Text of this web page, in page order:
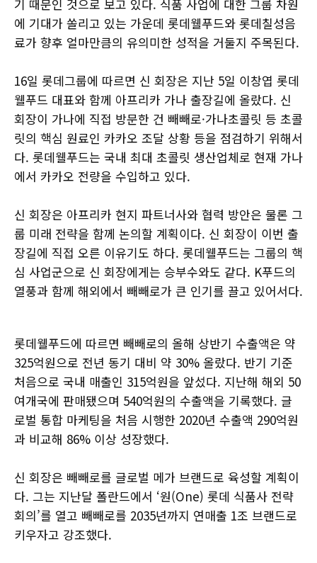
기 때문인 것으로 보고 있다. 식품 사업에 대한 그룹 차원
에 기대가 쏠리고 있는 가운데 롯데웰푸드와 롯데칠성음
료가 향후 얼마만큼의 유의미한 성적을 거둘지 주목된다.
16일 롯데그룹에 따르면 신 회장은 지난 5일 이창엽 롯데
웰푸드 대표와 함께 아프리카 가나 출장길에 올랐다. 신
회장이 가나에 직접 방문한 건 빼빼로·가나초콜릿 등 초콜
릿의 핵심 원료인 카카오 조달 상황 등을 점검하기 위해서
다. 롯데웰푸드는 국내 최대 초콜릿 생산업체로 현재 가나
에서 카카오 전량을 수입하고 있다.
신 회장은 아프리카 현지 파트너사와 협력 방안은 물론 그
룹 미래 전략을 함께 논의할 계획이다. 신 회장이 이번 출
장길에 직접 오른 이유기도 하다. 롯데웰푸드는 그룹의 핵
심 사업군으로 신 회장에게는 승부수와도 같다. K푸드의
열풍과 함께 해외에서 빼빼로가 큰 인기를 끌고 있어서다.
롯데웰푸드에 따르면 빼빼로의 올해 상반기 수출액은 약
325억원으로 전년 동기 대비 약 30% 올랐다. 반기 기준
처음으로 국내 매출인 315억원을 앞섰다. 지난해 해외 50
여개국에 판매됐으며 540억원의 수출액을 기록했다. 글
로벌 통합 마케팅을 처음 시행한 2020년 수출액 290억원
과 비교해 86% 이상 성장했다.
신 회장은 빼빼로를 글로벌 메가 브랜드로 육성할 계획이
다. 그는 지난달 폴란드에서 ‘원(One) 롯데 식품사 전략
회의’를 열고 빼빼로를 2035년까지 연매출 1조 브랜드로
키우자고 강조했다.